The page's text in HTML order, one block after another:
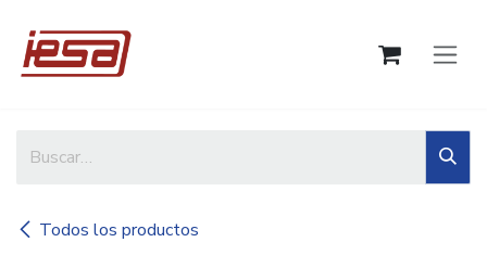
Todos los productos